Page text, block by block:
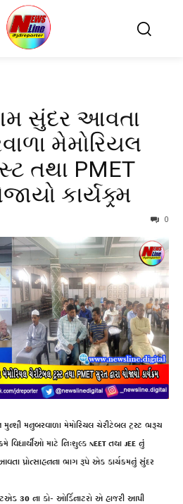
સુંદર આવતા
મેમોરિયલ
તથા PMET
કાર્યક્ર્મ
0
મનુબરવાળા મેમોરિયલ ચેરીટેબલ ટ્રસ્ટ ભરૂચ
વિધાર્થીઓ માટે નિઃશુલ્ક NEET તથા JEE નું
પ્રોત્સાહનના ભાગ રૂપે એક કાર્યક્રમનું સુંદર
30 ના કો- ઓર્ડિનાટરો એ હાજરી આપી